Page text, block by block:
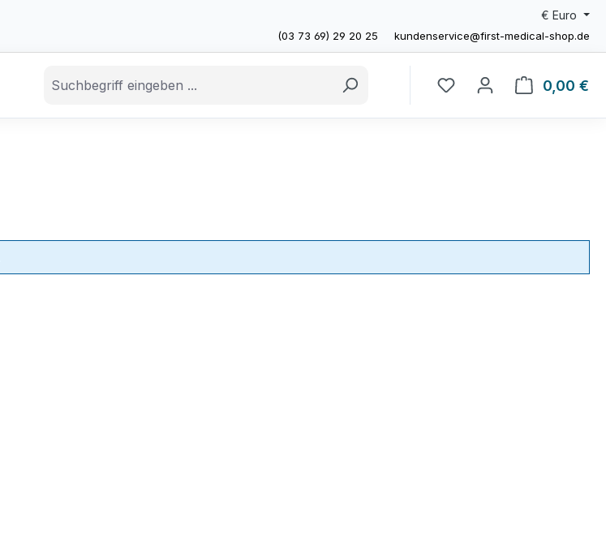
(03 73 69) 29 20 25 kundenservice@first-medical-shop.de
€ Euro
0,00 €